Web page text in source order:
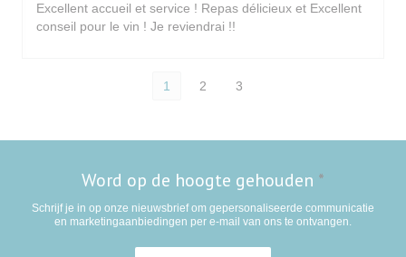
Excellent accueil et service ! Repas délicieux et Excellent
conseil pour le vin ! Je reviendrai !!
1 2 3
Word op de hoogte gehouden *
Schrijf je in op onze nieuwsbrief om gepersonaliseerde communicatie
en marketingaanbiedingen per e-mail van ons te ontvangen.